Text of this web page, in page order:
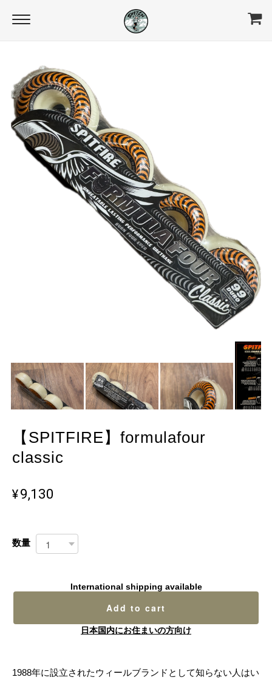
【SPITFIRE】formulafour
classic
¥9,130
数量
International shipping available
Add to cart
日本国内にお住まいの方向け
1988年に設立されたウィールブランドとして知らない人はい